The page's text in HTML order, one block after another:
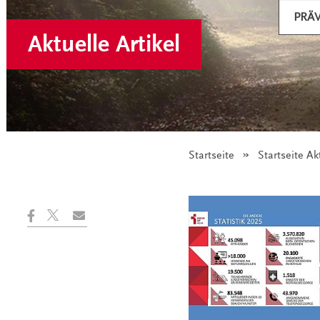
Aktuelle Artikel
Startseite Startseite